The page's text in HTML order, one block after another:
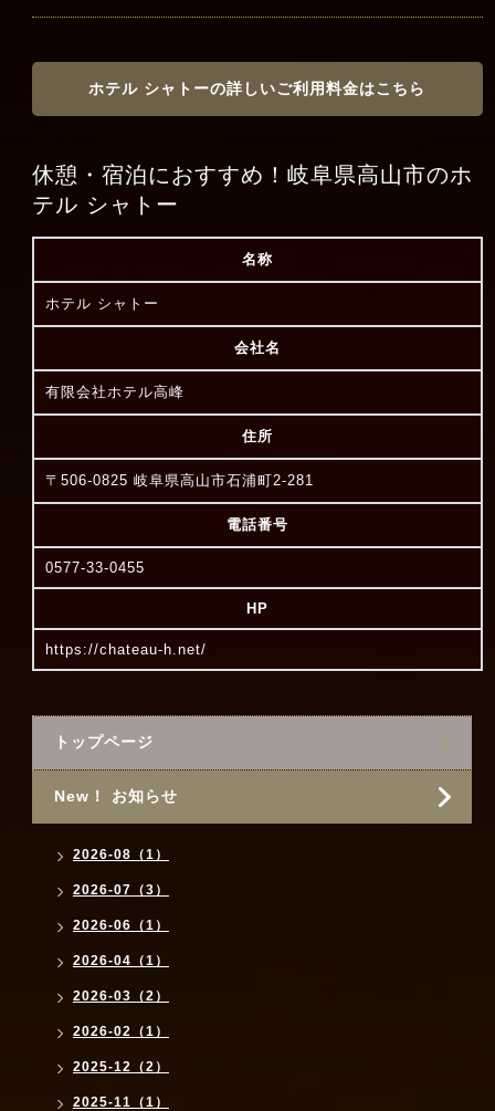
ホテル シャトーの詳しいご利用料金はこちら
休憩・宿泊におすすめ！岐阜県高山市のホ
テル シャトー
名称
ホテル シャトー
会社名
有限会社ホテル高峰
住所
〒506-0825 岐阜県高山市石浦町2-281
電話番号
0577-33-0455
HP
https://chateau-h.net/
トップページ
New！ お知らせ
2026-08（1）
2026-07（3）
2026-06（1）
2026-04（1）
2026-03（2）
2026-02（1）
2025-12（2）
2025-11（1）